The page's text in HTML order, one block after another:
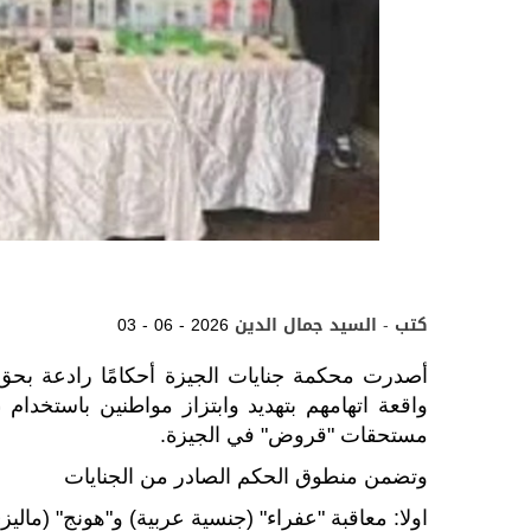
03 - 06 - 2026 كتب - السيد جمال الدين
واقعة اتهامهم بتهديد وابتزاز مواطنين
مستحقات "قروض" في الجيزة.
وتضمن منطوق الحكم الصادر من الجنايات
اولا: معاقبة "عفراء" (جنسية عربية) و"هونج"